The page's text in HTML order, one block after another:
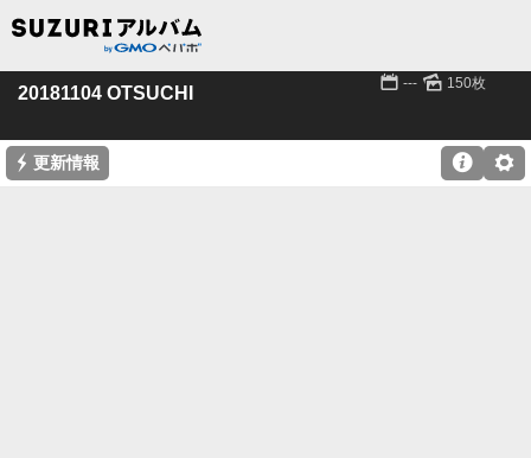
20181104 OTSUCHI 📅 --- 🌄 150枚
⚡ 更新情報 ⚙
